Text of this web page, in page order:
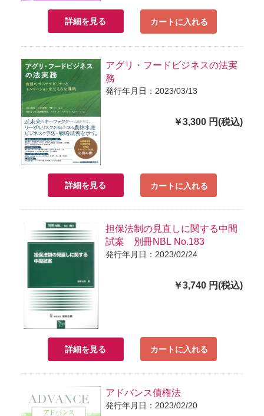
詳細を見る カートに入れる
アグリ・フードビジネスの法実
務
発行年月日：2023/03/13
￥3,300 円(税込)
詳細を見る カートに入れる
担保法制の見直しに関する中間
試案 別冊NBL No.183
発行年月日：2023/02/24
￥3,740 円(税込)
詳細を見る カートに入れる
アドバンス債権法
発行年月日：2023/02/20